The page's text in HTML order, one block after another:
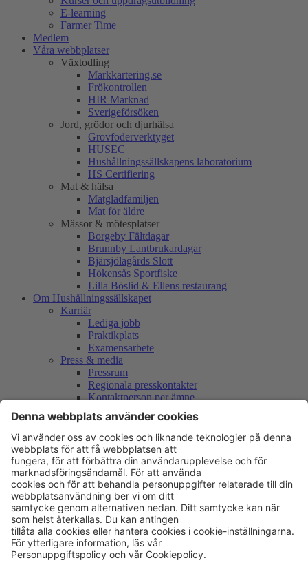
E-learning
Farmer Time
Medlem
Våra webbplatser
Växtodling
Markkartering.se
Frökontrollen
HIR Marknad
Sverigeförsöken
Jord, grödor och djurhälsa
Grovfoderverktyget
HUSEC
Hushållningssällskapens laboratorium
HS Certifiering
Mat & hälsa
Matgladfamiljen
Mat för äldre
Mässor & mötesplatser
Borgeby Fältdagar
Brunnby Lantbrukardagar
Bjärsjölagårds Slott
Hökensås Sportfiske
Lilla Böslid & Ellens restaurang
Om Hushållningssällskapet
Karriär
Lediga jobb
Praktikplats
Examensarbete
Press & media
Pressrum
Regionala presskontakter
Kontaktperson per ämne
Vår logotyp
International partner information
Mässor & mötesplatser
Remissyttranden
Remissyttranden 2026
Remissyttranden 2025
Remissyttranden 2024
Remissyttranden 2023
Remissyttranden 2022
Remissyttranden 2021
Remissyttranden 2020
Remissyttranden 2019
Remissyttranden 2018